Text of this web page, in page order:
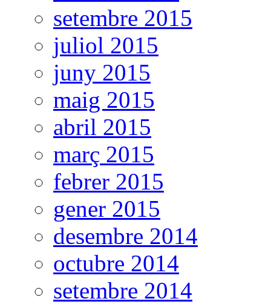
setembre 2015
juliol 2015
juny 2015
maig 2015
abril 2015
març 2015
febrer 2015
gener 2015
desembre 2014
octubre 2014
setembre 2014